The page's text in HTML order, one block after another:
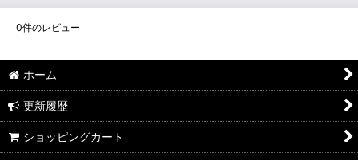
0件のレビュー
ホーム
更新履歴
ショッピングカート